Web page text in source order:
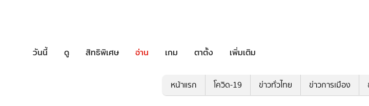
วันนี้ ดู สิทธิพิเศษ อ่าน เกม ตาตั้ง เพิ่มเติม
หน้าแรก โควิด-19 ข่าวทั่วไทย ข่าวการเมือง